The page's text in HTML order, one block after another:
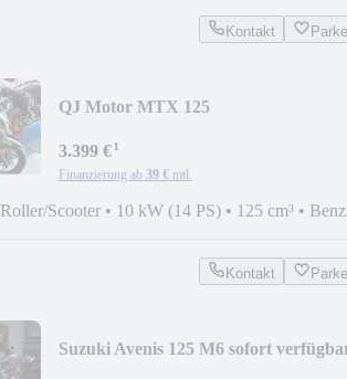
Kontakt
QJ Motor MTX 125
3.399 €¹
Finanzierung ab 39 € mtl.
Roller/Scooter • 10 kW (14 PS) • 125 cm³ •
Kontakt
Suzuki Avenis 125 M6 sofort